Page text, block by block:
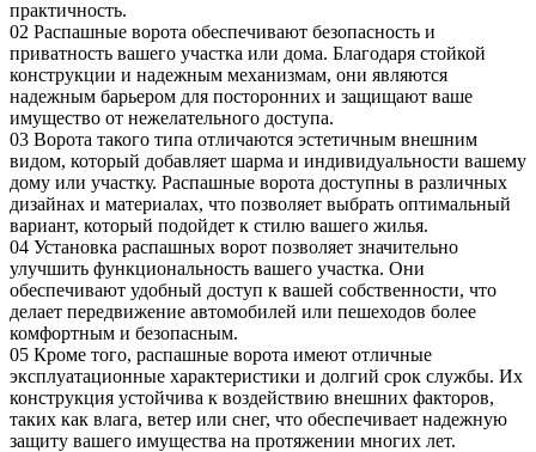
практичность.
02 Распашные ворота обеспечивают безопасность и
приватность вашего участка или дома. Благодаря стойкой
конструкции и надежным механизмам, они являются
надежным барьером для посторонних и защищают ваше
имущество от нежелательного доступа.
03 Ворота такого типа отличаются эстетичным внешним
видом, который добавляет шарма и индивидуальности вашему
дому или участку. Распашные ворота доступны в различных
дизайнах и материалах, что позволяет выбрать оптимальный
вариант, который подойдет к стилю вашего жилья.
04 Установка распашных ворот позволяет значительно
улучшить функциональность вашего участка. Они
обеспечивают удобный доступ к вашей собственности, что
делает передвижение автомобилей или пешеходов более
комфортным и безопасным.
05 Кроме того, распашные ворота имеют отличные
эксплуатационные характеристики и долгий срок службы. Их
конструкция устойчива к воздействию внешних факторов,
таких как влага, ветер или снег, что обеспечивает надежную
защиту вашего имущества на протяжении многих лет.